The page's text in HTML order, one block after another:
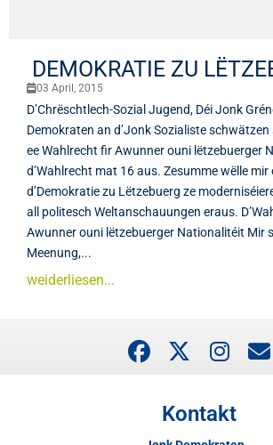
DEMOKRATIE ZU
03 April, 2015
D’Chrëschtlech-Sozial Jugend, Déi Jonk
Demokraten an d’Jonk Sozialiste
ee Wahlrecht fir Awunner ouni lëtzebuerger
d’Wahlrecht mat 16 aus. Zesumme wëlle
d’Demokratie zu Lëtzebuerg ze
all politesch Weltanschauungen eraus.
Awunner ouni lëtzebuerger Nationalitéit Mir
Meenung,...
weiderliesen...
Kontakt